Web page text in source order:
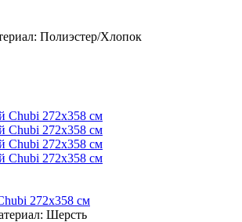
Полиэстер/Хлопок
272x358 см
Шерсть